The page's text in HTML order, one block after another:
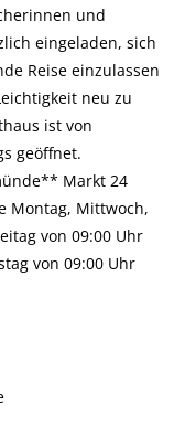
und
eingeladen, sich
Reise einzulassen
neu zu
ist von
geöffnet.
Markt 24
Montag, Mittwoch,
von 09:00 Uhr
von 09:00 Uhr